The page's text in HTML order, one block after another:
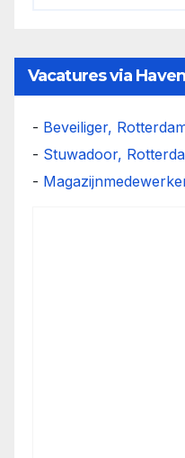
Vacatures via
- Beveiliger,
- Stuwadoor,
-